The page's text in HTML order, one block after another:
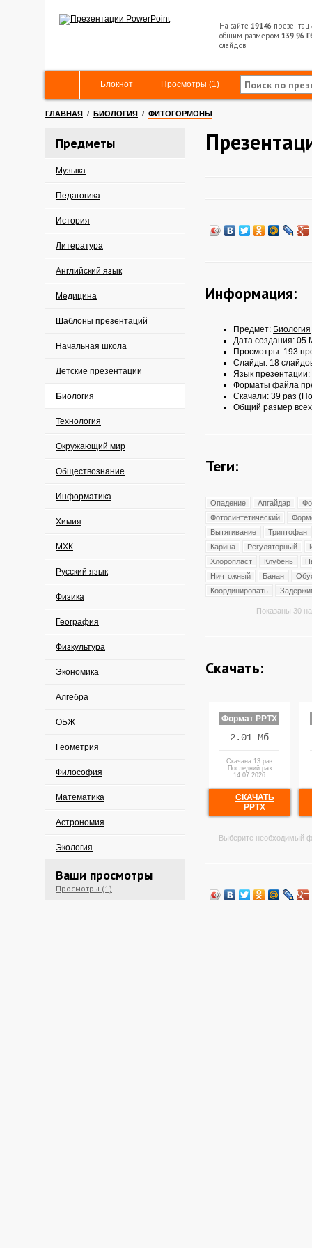
На сайте 19146
общим размером 139.96
слайдов
Блокнот Просмотры (1)
ГЛАВНАЯ / БИОЛОГИЯ / ФИТОГОРМОНЫ
Предметы
Музыка
Педагогика
История
Литература
Английский язык
Медицина
Шаблоны презентаций
Начальная школа
Детские презентации
Биология
Технология
Окружающий мир
Обществознание
Информатика
Химия
МХК
Русский язык
Физика
География
Физкультура
Экономика
Алгебра
ОБЖ
Геометрия
Философия
Математика
Астрономия
Экология
Ваши просмотры
Просмотры (1)
Информация:
Предмет: Биология
Дата создания: 05
Просмотры: 193
Слайды: 18
Язык презентации:
Форматы файла
Скачали: 39 раз
Общий размер
Теги:
Опадение Апгайдар
Фотосинтетический
Вытягивание
Триптофан
Карина
Регуляторный
Хлоропласт
Клубень
Ничтожный
Банан
Координировать
Показаны 30
Скачать:
Формат PPTX
2.01 Мб
Скачана 13 раз
Последний раз
14.07.2026
СКАЧАТЬ
PPTX
Выберите необходимый